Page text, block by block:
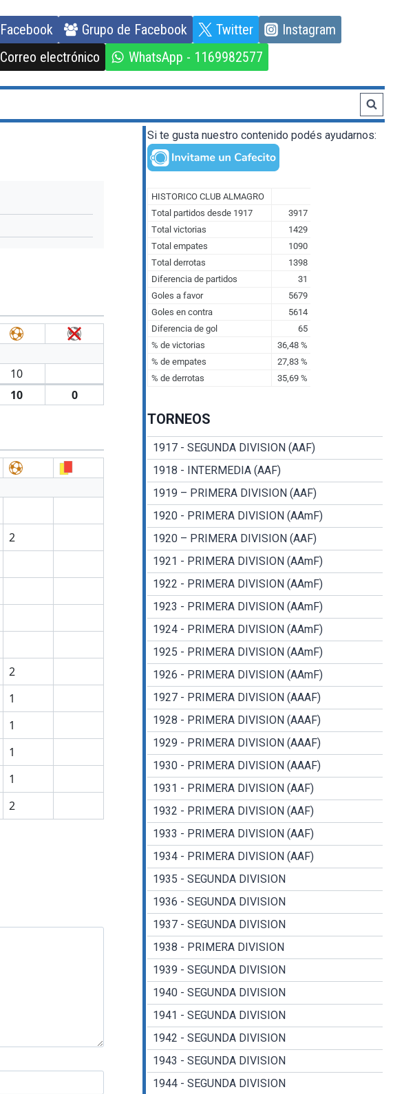
Facebook Grupo de Facebook Twitter
Instagram
Correo electrónico
WhatsApp - 1169982577
10
10 0
2
2
1
1
1
1
2
Si te gusta nuestro contenido podés ayudarnos:
TORNEOS
1917 - SEGUNDA DIVISION (AAF)
1918 - INTERMEDIA (AAF)
1919 – PRIMERA DIVISION (AAF)
1920 - PRIMERA DIVISION (AAmF)
1920 – PRIMERA DIVISION (AAF)
1921 - PRIMERA DIVISION (AAmF)
1922 - PRIMERA DIVISION (AAmF)
1923 - PRIMERA DIVISION (AAmF)
1924 - PRIMERA DIVISION (AAmF)
1925 - PRIMERA DIVISION (AAmF)
1926 - PRIMERA DIVISION (AAmF)
1927 - PRIMERA DIVISION (AAAF)
1928 - PRIMERA DIVISION (AAAF)
1929 - PRIMERA DIVISION (AAAF)
1930 - PRIMERA DIVISION (AAAF)
1931 - PRIMERA DIVISION (AAF)
1932 - PRIMERA DIVISION (AAF)
1933 - PRIMERA DIVISION (AAF)
1934 - PRIMERA DIVISION (AAF)
1935 - SEGUNDA DIVISION
1936 - SEGUNDA DIVISION
1937 - SEGUNDA DIVISION
1938 - PRIMERA DIVISION
1939 - SEGUNDA DIVISION
1940 - SEGUNDA DIVISION
1941 - SEGUNDA DIVISION
1942 - SEGUNDA DIVISION
1943 - SEGUNDA DIVISION
1944 - SEGUNDA DIVISION